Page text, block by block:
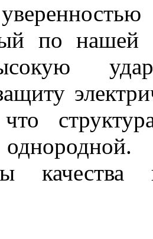
по нашей
качества